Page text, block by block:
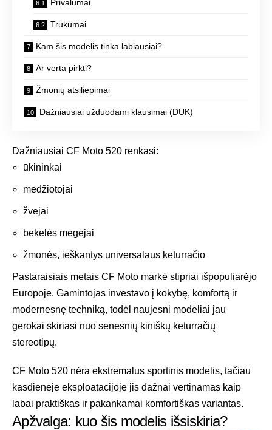
Privalumai
Trūkumai
Kam šis modelis tinka labiausiai?
Ar verta pirkti?
Žmonių atsiliepimai
Dažniausiai užduodami klausimai (DUK)
Dažniausiai CF Moto 520 renkasi:
ūkininkai
medžiotojai
žvejai
bekelės mėgėjai
žmonės, ieškantys universalaus keturračio
Pastaraisiais metais CF Moto markė stipriai išpopuliarėjo
Europoje. Gamintojas investavo į kokybę, komfortą ir
modernesnę techniką, todėl naujesni modeliai jau
gerokai skiriasi nuo senesnių kiniškų keturračių
stereotipų.
CF Moto 520 nėra ekstremalus sportinis modelis, tačiau
kasdienėje eksploatacijoje jis dažnai vertinamas kaip
labai praktiškas ir pakankamai komfortiškas variantas.
Apžvalga: kuo šis modelis išsiskiria?